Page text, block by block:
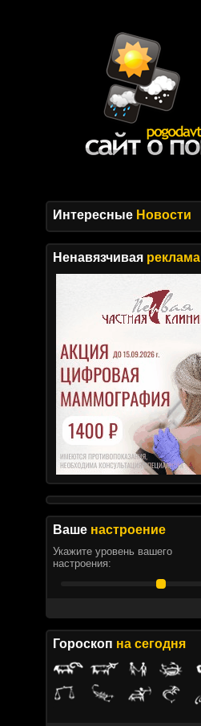
Интересные Новости
Ненавязчивая реклама
Ваше настроение
Укажите уровень вашего
настроения:
Гороскоп на сегодня